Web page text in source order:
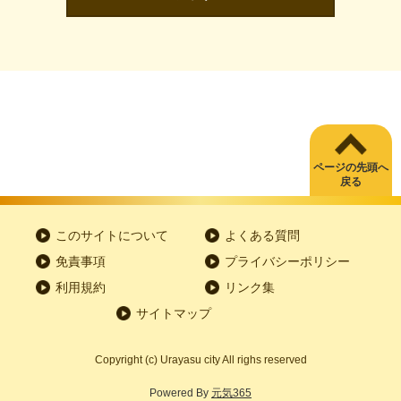
ページの先頭へ
戻る
このサイトについて
よくある質問
免責事項
プライバシーポリシー
利用規約
リンク集
サイトマップ
Copyright (c) Urayasu city All righs reserved
Powered By 元気365